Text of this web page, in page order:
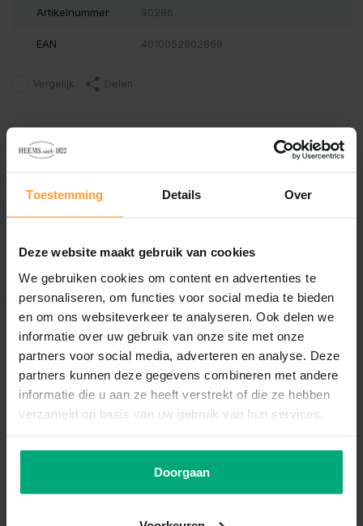
Toestemming Details Over
Deze website maakt gebruik van cookies
We gebruiken cookies om content en advertenties te
personaliseren, om functies voor social media te bieden
en om ons websiteverkeer te analyseren. Ook delen we
informatie over uw gebruik van onze site met onze
partners voor social media, adverteren en analyse. Deze
partners kunnen deze gegevens combineren met andere
informatie die u aan ze heeft verstrekt of die ze hebben
verzameld op basis van uw gebruik van hun services.
Doorgaan
Artikelnummer 90286
EAN 4010052902869
Vergelijk Delen
Reviews
Er zijn nog geen reviews geschreven over dit product..
Schrijf je eigen review
Recent bekeken